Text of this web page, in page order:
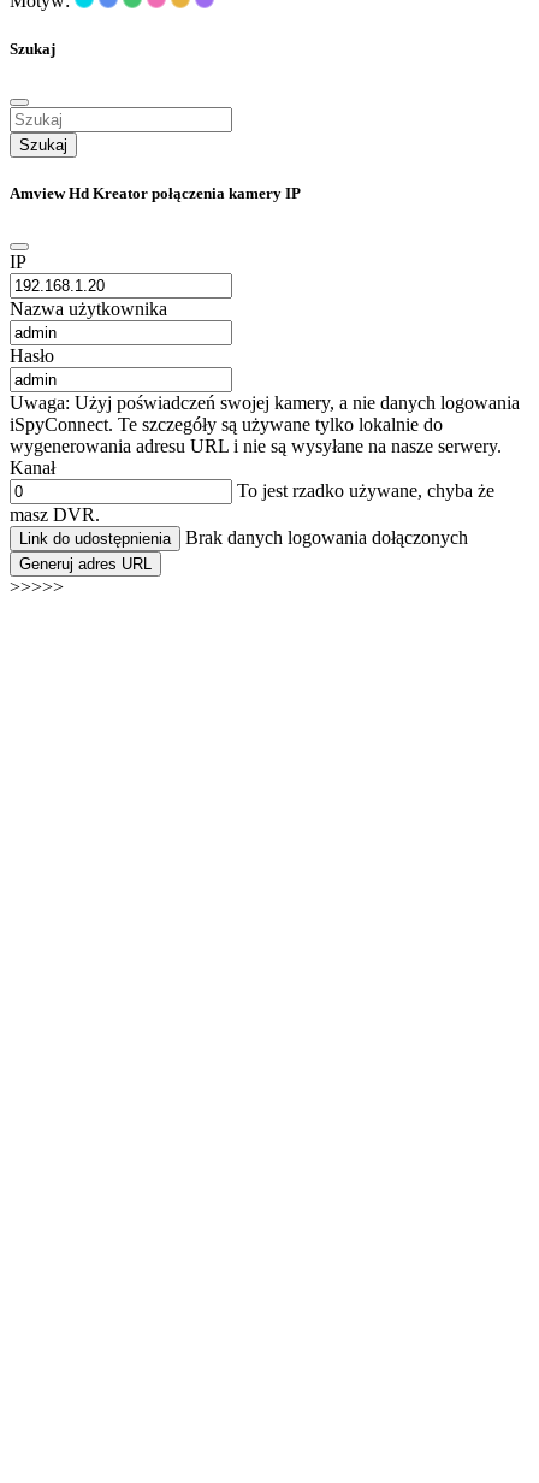
Szukaj
Szukaj
Amview Hd Kreator połączenia kamery IP
IP
Nazwa użytkownika
Hasło
Uwaga: Użyj poświadczeń swojej kamery, a nie danych logowania
iSpyConnect. Te szczegóły są używane tylko lokalnie do
wygenerowania adresu URL i nie są wysyłane na nasze serwery.
Kanał
To jest rzadko używane, chyba że
masz DVR.
Link do udostępnienia Brak danych logowania dołączonych
Generuj adres URL
>>>>>